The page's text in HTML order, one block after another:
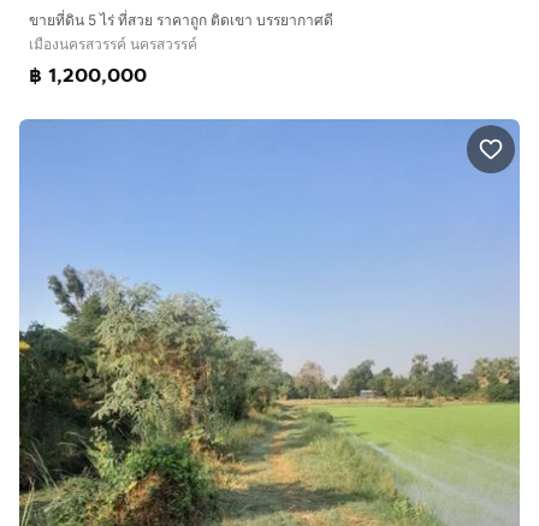
ขายที่ดิน 5 ไร่ ที่สวย ราคาถูก ติดเขา บรรยากาศดี
เมืองนครสวรรค์ นครสวรรค์
฿ 1,200,000